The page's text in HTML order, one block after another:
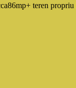
teren propriu